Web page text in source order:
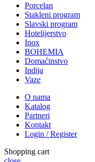
Porcelan
Stakleni program
Slavski program
Hotelijerstvo
Inox
BOHEMIA
Domaćinstvo
Indija
Vaze
O nama
Katalog
Partneri
Kontakt
Login / Register
Shopping cart